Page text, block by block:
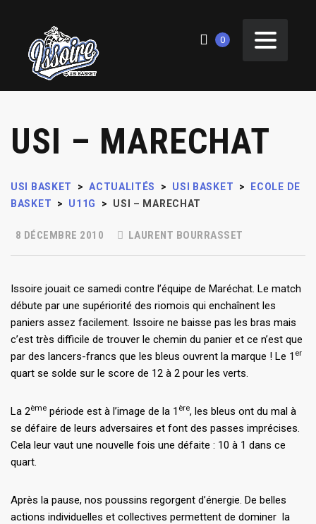
0
USI – MARECHAT
USI BASKET > ACTUALITÉS > USI BASKET >
ECOLE DE
BASKET
> U11G > USI – MARECHAT
8 DÉCEMBRE 2010 LAURENT BOURRASSET
Issoire jouait ce samedi contre l’équipe de Maréchat. Le match
débute par une supériorité des riomois qui enchaînent les
paniers assez facilement. Issoire ne baisse pas les bras mais
c’est très difficile de trouver le chemin du panier et ce n’est que
par des lancers-francs que les bleus ouvrent la marque ! Le 1 er
quart se solde sur le score de 12 à 2 pour les verts.
La 2ème période est à l’image de la 1 ère, les bleus ont du mal à
se défaire de leurs adversaires et font des passes imprécises.
Cela leur vaut une nouvelle fois une défaite : 10 à 1 dans ce
quart.
Après la pause, nos poussins regorgent d’énergie. De belles
actions individuelles et collectives permettent de dominer la